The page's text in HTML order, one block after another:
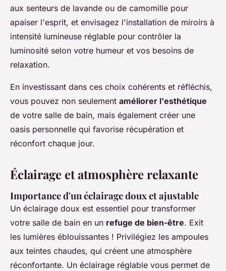
aux senteurs de lavande ou de camomille pour
apaiser l'esprit, et envisagez l'installation de miroirs à
intensité lumineuse réglable pour contrôler la
luminosité selon votre humeur et vos besoins de
relaxation.
En investissant dans ces choix cohérents et réfléchis,
vous pouvez non seulement améliorer l'esthétique
de votre salle de bain, mais également créer une
oasis personnelle qui favorise récupération et
réconfort chaque jour.
Éclairage et atmosphère relaxante
Importance d'un éclairage doux et ajustable
Un éclairage doux est essentiel pour transformer
votre salle de bain en un refuge de bien-être. Exit
les lumières éblouissantes ! Privilégiez les ampoules
aux teintes chaudes, qui créent une atmosphère
réconfortante. Un éclairage réglable vous permet de